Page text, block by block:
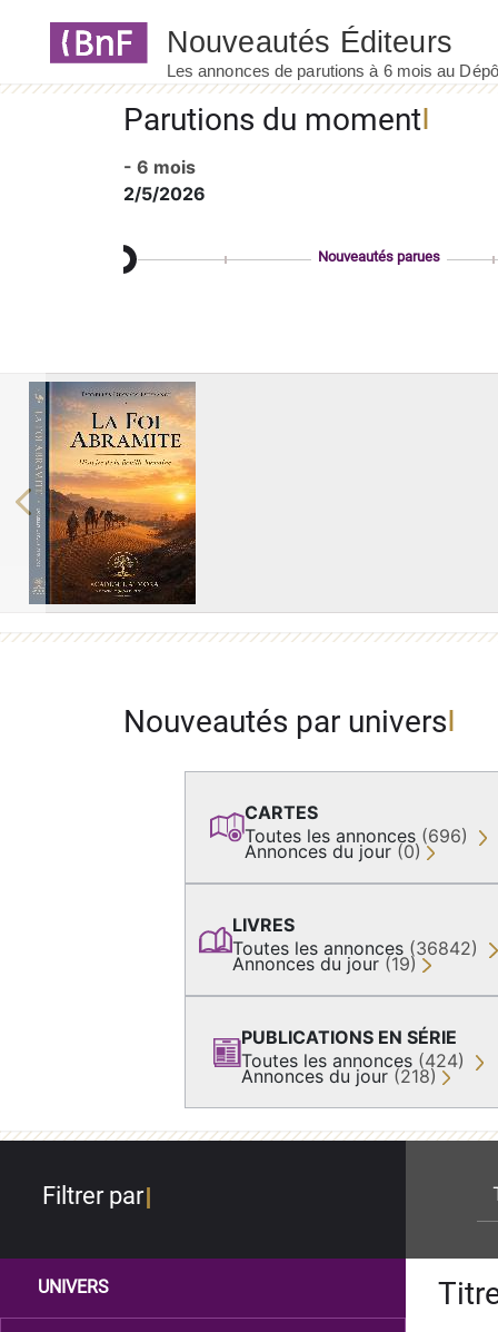
Parutions du moment
- 6 mois
2/5/2026
Nouveautés parues
Previous
Nouveautés par univers
CARTES
Toutes les annonces (696)
Annonces du jour (0)
LIVRES
Toutes les annonces (36842)
Annonces du jour (19)
PUBLICATIONS EN SÉRIE
Toutes les annonces (424)
Annonces du jour (218)
Filtrer par
UNIVERS